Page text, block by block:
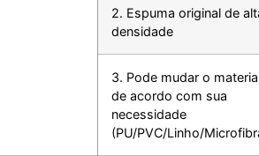
2. Espuma original de
densidade
3. Pode mudar o
de acordo com sua
necessidade
(PU/PVC/Linho/